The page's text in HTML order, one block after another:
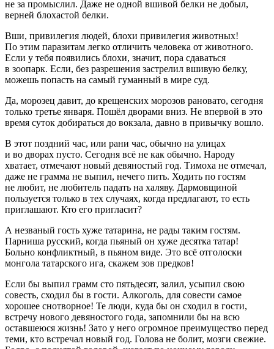
не за промыслил. Даже не одной вшивой белки не добыл,
верней блохастой белки.
Вши, привилегия людей, блохи привилегия животных!
По этим паразитам легко отличить человека от животного.
Если у тебя появились блохи, значит, пора сдаваться
в зоопарк. Если, без разрешения застрелил вшивую белку,
можешь попасть на самый гуманный в мире суд.
Да, морозец давит, до крещенских морозов рановато, сегодня
только третье января. Пошёл дворами вниз. Не впервой в это
время суток добираться до вокзала, давно в привычку вошло.
В этот поздний час, или рани час, обычно на улицах
и во дворах пусто. Сегодня всё не как обычно. Народу
хватает, отмечают новый девяностый год. Тимоха не отмечал,
даже не грамма не выпил, нечего пить. Ходить по гостям
не любит, не любитель падать на халяву. Дармовщиной
пользуется только в тех случаях, когда предлагают, то есть
приглашают. Кто его пригласит?
А незваный гость хуже татарина, не рады таким гостям.
Парниша русский, когда пьяный он хуже десятка татар!
Больно конфликтный, в пьяном виде. Это всё отголоски
монгола татарского ига, скажем зов предков!
Если бы выпил грамм сто пятьдесят, залил, усыпил свою
совесть, сходил бы в гости. Алкоголь, для совести самое
хорошее снотворное! Те люди, куда бы он сходил в гости,
встречу нового девяностого года, запомнили бы на всю
оставшеюся жизнь! Зато у него огромное преимущество перед
теми, кто встречал новый год. Голова не болит, мозги свежие.